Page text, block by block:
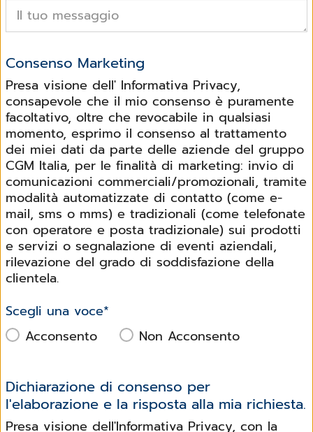
Il tuo messaggio
Consenso Marketing
Presa visione dell' Informativa Privacy,
consapevole che il mio consenso è puramente
facoltativo, oltre che revocabile in qualsiasi
momento, esprimo il consenso al trattamento
dei miei dati da parte delle aziende del gruppo
CGM Italia, per le finalità di marketing: invio di
comunicazioni commerciali/promozionali, tramite
modalità automatizzate di contatto (come e-
mail, sms o mms) e tradizionali (come telefonate
con operatore e posta tradizionale) sui prodotti
e servizi o segnalazione di eventi aziendali,
rilevazione del grado di soddisfazione della
clientela.
Scegli una voce*
Acconsento
Non Acconsento
Dichiarazione di consenso per
l'elaborazione e la risposta alla mia richiesta.
Presa visione dell'Informativa Privacy, con la